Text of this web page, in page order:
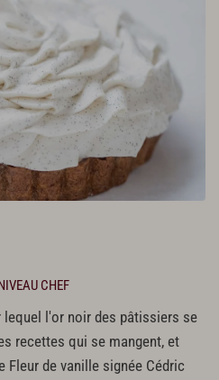
CHEF
lequel l'or noir des pâtissiers se
recettes qui se mangent, et
Fleur de vanille signée Cédric